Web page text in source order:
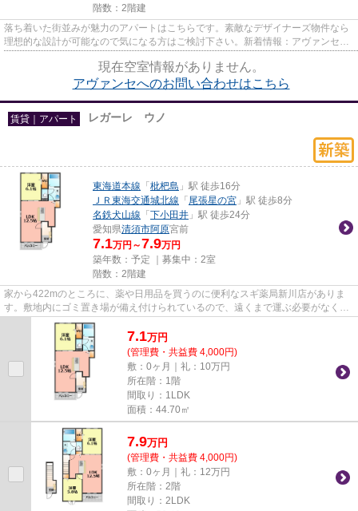
階数：2階建
落ち着いた街並みが魅力のアパートはこちらです。素敵なデザイナーズ物件なら
理想的な設計が可能なので気になる方はご検討下さい。新着情報：アヴァンセの
現在空室情報がありません。
アヴァンセへのお問い合わせはこちら
賃貸｜アパート レガーレ ウノ
東海道本線 「 枇杷島 」駅 徒歩16分
ＪＲ東海交通城北線 「 尾張星の宮 」駅 徒歩8分
名鉄犬山線 「 下小田井 」駅 徒歩24分
愛知県清須市阿原宮前
7.1万円～7.9万円
築年数：予定 ｜募集中： 2室
階数：2階建
家から422mのところに、薬や日用品を買うのに便利なスギ薬局新川店がありま
す。敷地内にゴミ置き場が備え付けられているので、遠くまで運ぶ必要がなくゴ
ミ出しが楽になります。おしゃ...
7.1万円
(管理費・共益費 4,000円)
敷：0ヶ月｜礼：10万円
所在階：1階
間取り：1LDK
面積：44.70㎡
7.9万円
(管理費・共益費 4,000円)
敷：0ヶ月｜礼：12万円
所在階：2階
間取り：2LDK